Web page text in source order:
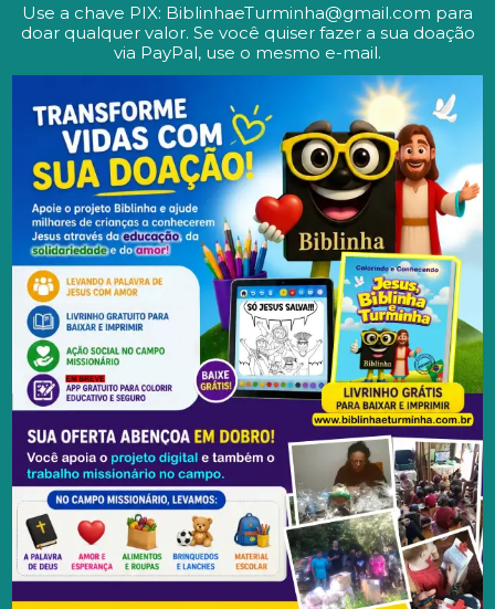
Use a chave PIX: BiblinhaeTurminha@gmail.com para
doar qualquer valor. Se você quiser fazer a sua doação
via PayPal, use o mesmo e-mail.